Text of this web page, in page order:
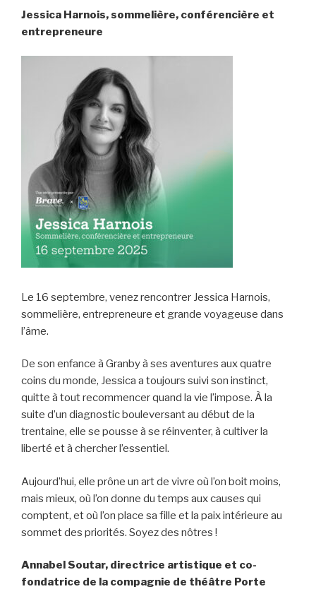
Jessica Harnois, sommelière, conférencière et
entrepreneure
Le 16 septembre, venez rencontrer Jessica Harnois,
sommelière, entrepreneure et grande voyageuse dans
l’âme.
De son enfance à Granby à ses aventures aux quatre
coins du monde, Jessica a toujours suivi son instinct,
quitte à tout recommencer quand la vie l’impose. À la
suite d’un diagnostic bouleversant au début de la
trentaine, elle se pousse à se réinventer, à cultiver la
liberté et à chercher l’essentiel.
Aujourd’hui, elle prône un art de vivre où l’on boit moins,
mais mieux, où l’on donne du temps aux causes qui
comptent, et où l’on place sa fille et la paix intérieure au
sommet des priorités. Soyez des nôtres !
Annabel Soutar, directrice artistique et co-
fondatrice de la compagnie de théâtre Porte